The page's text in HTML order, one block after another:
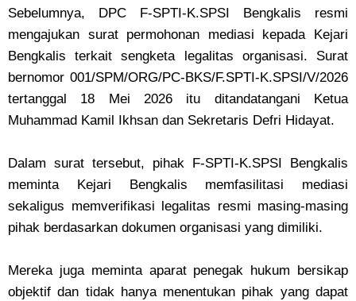
Sebelumnya, DPC F-SPTI-K.SPSI Bengkalis resmi
mengajukan surat permohonan mediasi kepada Kejari
Bengkalis terkait sengketa legalitas organisasi. Surat
bernomor 001/SPM/ORG/PC-BKS/F.SPTI-K.SPSI/V/2026
tertanggal 18 Mei 2026 itu ditandatangani Ketua
Muhammad Kamil Ikhsan dan Sekretaris Defri Hidayat.
Dalam surat tersebut, pihak F-SPTI-K.SPSI Bengkalis
meminta Kejari Bengkalis memfasilitasi mediasi
sekaligus memverifikasi legalitas resmi masing-masing
pihak berdasarkan dokumen organisasi yang dimiliki.
Mereka juga meminta aparat penegak hukum bersikap
objektif dan tidak hanya menentukan pihak yang dapat